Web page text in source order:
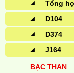
Tổng
D104
D374
J164
BẠC THAN